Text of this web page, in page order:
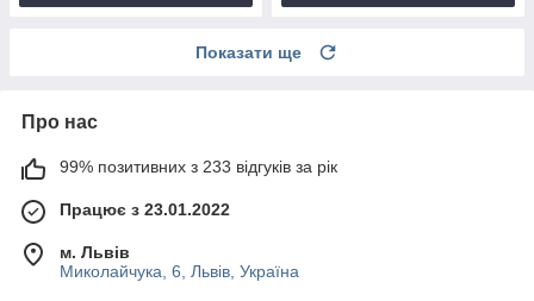
Показати ще
Про нас
99% позитивних з 233 відгуків за рік
Працює з 23.01.2022
м. Львів
Миколайчука, 6, Львів, Україна